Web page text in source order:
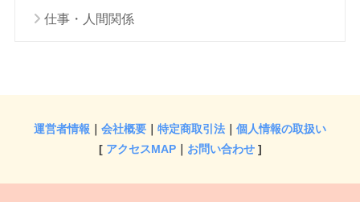
仕事・人間関係
運営者情報 会社概要 特定商取引法
個人情報の取扱い
[ アクセスMAP｜ お問い合わせ]